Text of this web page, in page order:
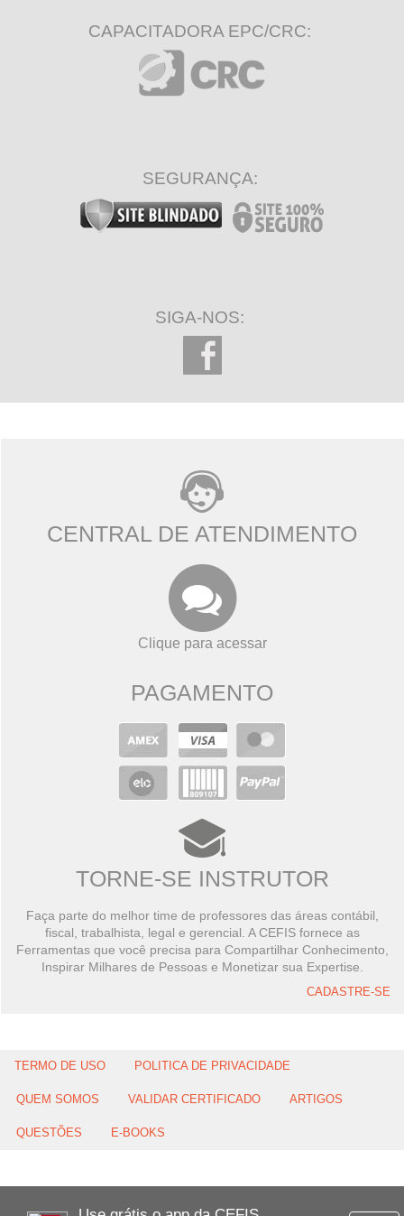
CAPACITADORA EPC/CRC:
SEGURANÇA:
SIGA-NOS:
CENTRAL DE ATENDIMENTO
Clique para acessar
PAGAMENTO
TORNE-SE INSTRUTOR
Faça parte do melhor time de professores das áreas contábil,
fiscal, trabalhista, legal e gerencial. A CEFIS fornece as
Ferramentas que você precisa para Compartilhar Conhecimento,
Inspirar Milhares de Pessoas e Monetizar sua Expertise.
CADASTRE-SE
TERMO DE USO POLITICA DE PRIVACIDADE
QUEM SOMOS VALIDAR CERTIFICADO ARTIGOS
QUESTÕES E-BOOKS